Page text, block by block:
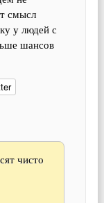
смысл
у людей с
шансов
чисто